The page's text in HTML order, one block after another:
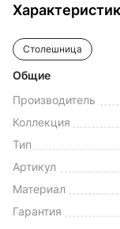
Столешница
Общие
Производитель
Коллекция
Тип
Артикул
Материал
Гарантия